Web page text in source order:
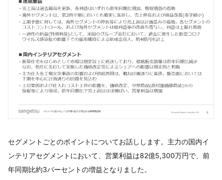
セグメントごとのポイントについてお話しします。主力の国内イ
ンテリアセグメントにおいて、営業利益は82億5,300万円で、前
年同期比約3パーセントの増益となりました。